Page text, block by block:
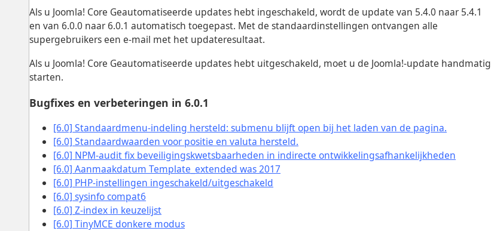
Als u Joomla! Core Geautomatiseerde updates hebt ingeschakeld, wordt de update van 5.4.0 naar 5.4.1
en van 6.0.0 naar 6.0.1 automatisch toegepast. Met de standaardinstellingen ontvangen alle
supergebruikers een e-mail met het updateresultaat.
Als u Joomla! Core Geautomatiseerde updates hebt uitgeschakeld, moet u de Joomla!-update handmatig
starten.
Bugfixes en verbeteringen in 6.0.1
[6.0] Standaardmenu-indeling hersteld: submenu blijft open bij het laden van de pagina.
[6.0] Standaardwaarden voor positie en valuta hersteld.
[6.0] NPM-audit fix beveiligingskwetsbaarheden in indirecte ontwikkelingsafhankelijkheden
[6.0] Aanmaakdatum Template_extended was 2017
[6.0] PHP-instellingen ingeschakeld/uitgeschakeld
[6.0] sysinfo compat6
[6.0] Z-index in keuzelijst
[6.0] TinyMCE donkere modus